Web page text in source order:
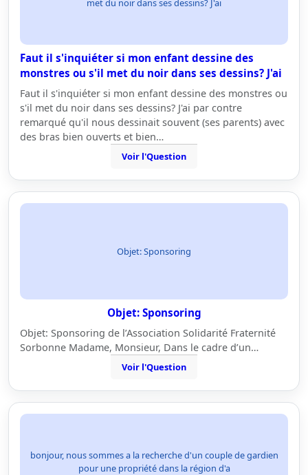
met du noir dans ses dessins? J'ai
Faut il s'inquiéter si mon enfant dessine des
monstres ou s'il met du noir dans ses dessins? J'ai
Faut il s'inquiéter si mon enfant dessine des monstres ou
s'il met du noir dans ses dessins? J'ai par contre
remarqué qu'il nous dessinait souvent (ses parents) avec
des bras bien ouverts et bien…
Voir l'Question
Objet: Sponsoring
Objet: Sponsoring
Objet: Sponsoring de l’Association Solidarité Fraternité
Sorbonne Madame, Monsieur, Dans le cadre d’un…
Voir l'Question
bonjour, nous sommes a la recherche d'un couple de gardien
pour une propriété dans la région d'a